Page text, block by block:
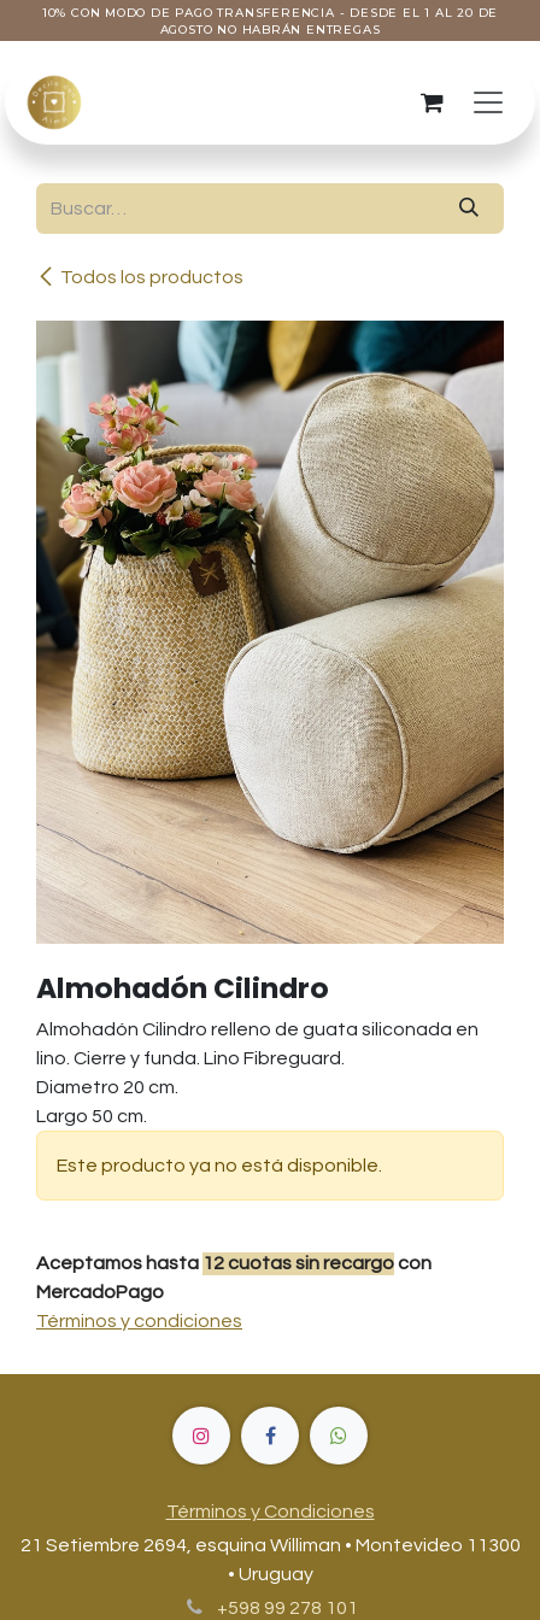
Ir al contenido
10% CON MODO DE PAGO TRANSFERENCIA - DESDE EL 1 AL 20 DE
AGOSTO NO HABRÁN ENTREGAS
Todos los productos
Almohadón Cilindro
Almohadón Cilindro relleno de guata siliconada en
lino. Cierre y funda. Lino Fibreguard.
Diametro 20 cm.
Largo 50 cm.
Este producto ya no está disponible.
Aceptamos hasta 12cuotassin recargocon
MercadoPago
Términos y condiciones
Términos y Condiciones
21 Setiembre 2694, esquina Williman • Montevideo 11300
• Uruguay
+598 99 278 101